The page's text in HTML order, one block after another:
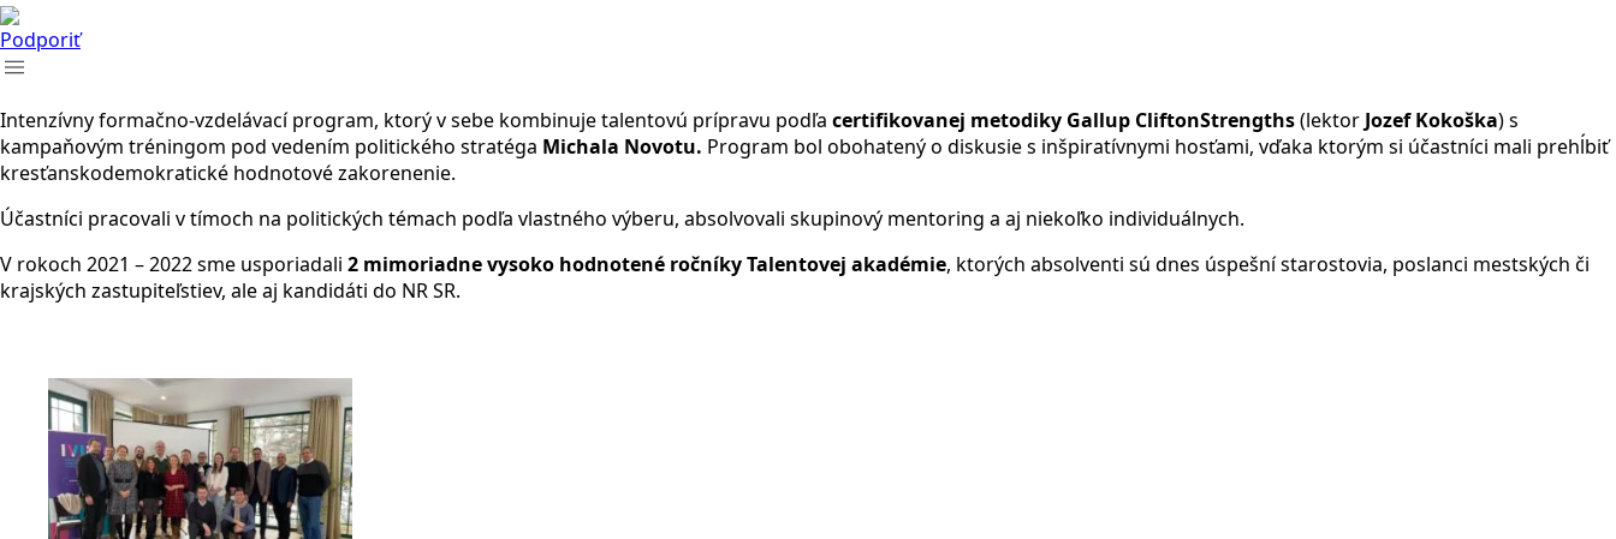
Podporiť
Intenzívny formačno-vzdelávací program, ktorý v sebe kombinuje talentovú prípravu podľa certifikovanej metodiky Gallup CliftonStrengths(lektor Jozef Kokoška) s
kampaňovým tréningom pod vedením politického stratéga Michala Novotu. Program bol obohatený o diskusie s inšpiratívnymi hosťami, vďaka ktorým si účastníci mali prehĺbiť
kresťanskodemokratické hodnotové zakorenenie.
Účastníci pracovali v tímoch na politických témach podľa vlastného výberu, absolvovali skupinový mentoring a aj niekoľko individuálnych.
V rokoch 2021 – 2022 sme usporiadali 2 mimoriadne vysoko hodnotené ročníky Talentovej akadémie, ktorých absolventi sú dnes úspešní starostovia, poslanci mestských či
krajských zastupiteľstiev, ale aj kandidáti do NR SR.